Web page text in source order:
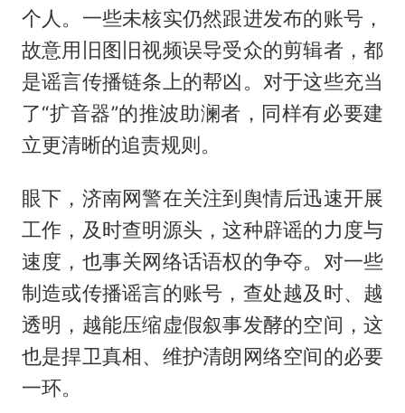
个人。一些未核实仍然跟进发布的账号，
故意用旧图旧视频误导受众的剪辑者，都
是谣言传播链条上的帮凶。对于这些充当
了“扩音器”的推波助澜者，同样有必要建
立更清晰的追责规则。
眼下，济南网警在关注到舆情后迅速开展
工作，及时查明源头，这种辟谣的力度与
速度，也事关网络话语权的争夺。对一些
制造或传播谣言的账号，查处越及时、越
透明，越能压缩虚假叙事发酵的空间，这
也是捍卫真相、维护清朗网络空间的必要
一环。